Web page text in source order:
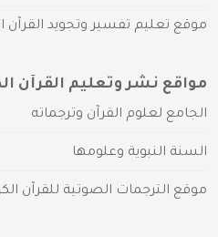
موقع تعليم تفسير وتجويد القرآن
مواقع نشر وتعليم القرآن
الجامع لعلوم القرآن وترجماته
السنة النبوية وعلومها
موقع الترجمات الصوتية للقرآن